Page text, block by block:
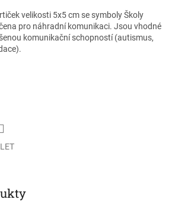
velikosti 5x5 cm se symboly Školy
pro náhradní komunikaci. Jsou vhodné
komunikační schopností (autismus,